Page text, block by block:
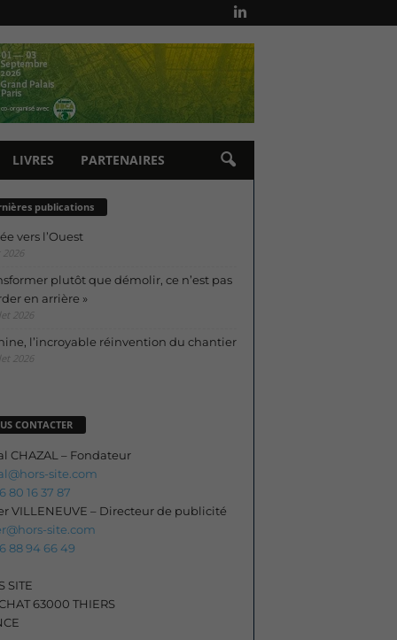
LIVRES PARTENAIRES
publications
vers l’Ouest
plutôt que démolir, ce n’est pas
en arrière »
2026
l’incroyable réinvention du chantier
2026
CONTACTER
CHAZAL – Fondateur
site.com
80 16 37 87
VILLENEUVE – Directeur de publicité
site.com
88 94 66 49
SITE
63000 THIERS